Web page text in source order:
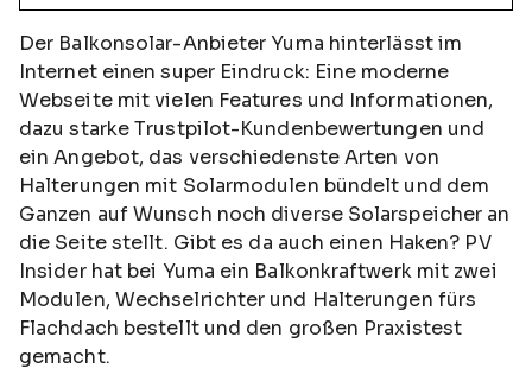
Der Balkonsolar-Anbieter Yuma hinterlässt im
Internet einen super Eindruck: Eine moderne
Webseite mit vielen Features und Informationen,
dazu starke Trustpilot-Kundenbewertungen und
ein Angebot, das verschiedenste Arten von
Halterungen mit Solarmodulen bündelt und dem
Ganzen auf Wunsch noch diverse Solarspeicher an
die Seite stellt. Gibt es da auch einen Haken? PV
Insider hat bei Yuma ein Balkonkraftwerk mit zwei
Modulen, Wechselrichter und Halterungen fürs
Flachdach bestellt und den großen Praxistest
gemacht.